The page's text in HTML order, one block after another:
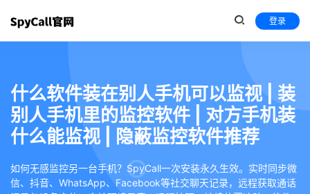
登录
什么软件装在别人手机可以监视 | 装
别人手机里的监控软件 | 对方手机装
什么能监视 | 隐蔽监控软件推荐
如何无感监控另一台手机？SpyCall一次安装永久生效。实时同步微
信、抖音、WhatsApp、Facebook等社交聊天记录，远程获取通话